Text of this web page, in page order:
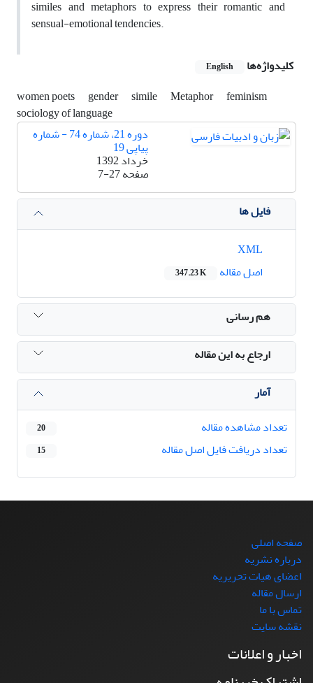
similes and metaphors to express their romantic and
sensual-emotional tendencies.
کلیدواژه‌ها
English
women poets gender simile Metaphor feminism
sociology of language
دوره 21، شماره 74 - شماره
پیاپی 19
خرداد 1392
صفحه7-27
فایل ها
اصل مقاله
347.23 K
هم رسانی
ارجاع به این مقاله
آمار
تعداد مشاهده مقاله
20
تعداد دریافت فایل اصل مقاله 15
صفحه اصلی
درباره نشریه
اعضای هیات تحریریه
ارسال مقاله
تماس با ما
نقشه سایت
اخبار و اعلانات